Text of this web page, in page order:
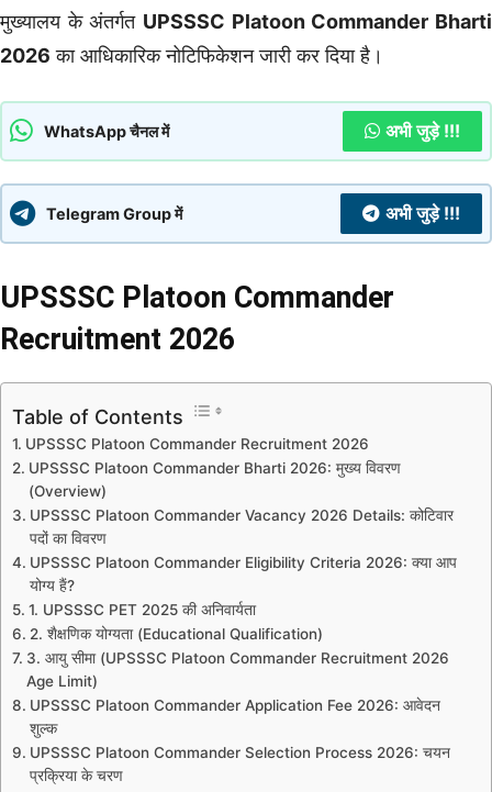
मुख्यालय के अंतर्गत UPSSSC Platoon Commander Bharti
2026 का आधिकारिक नोटिफिकेशन जारी कर दिया है।
WhatsApp चैनल में अभी जुड़े !!!
Telegram Group में अभी जुड़े !!!
UPSSSC Platoon Commander
Recruitment 2026
Table of Contents
UPSSSC Platoon Commander Recruitment 2026
UPSSSC Platoon Commander Bharti 2026: मुख्य विवरण
(Overview)
UPSSSC Platoon Commander Vacancy 2026 Details: कोटिवार
पदों का विवरण
UPSSSC Platoon Commander Eligibility Criteria 2026: क्या आप
योग्य हैं?
1. UPSSSC PET 2025 की अनिवार्यता
2. शैक्षणिक योग्यता (Educational Qualification)
3. आयु सीमा (UPSSSC Platoon Commander Recruitment 2026
Age Limit)
UPSSSC Platoon Commander Application Fee 2026: आवेदन
शुल्क
UPSSSC Platoon Commander Selection Process 2026: चयन
प्रक्रिया के चरण